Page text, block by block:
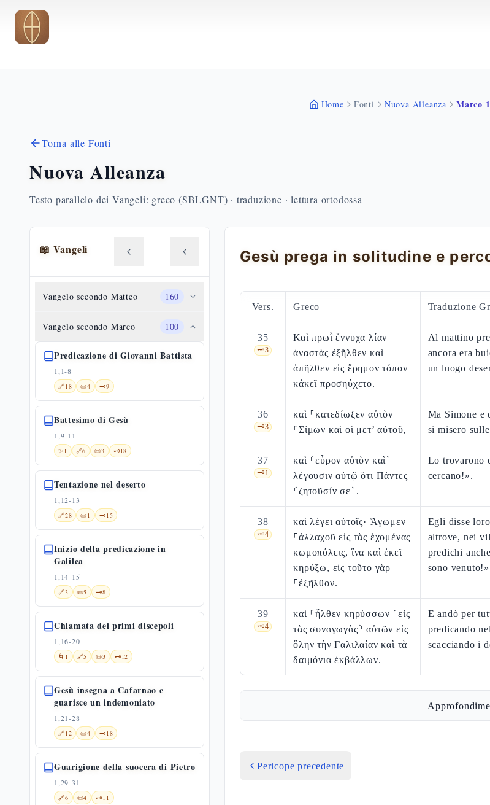
Vai al contenuto principale
Home Fonti Nuova Alleanza Marco
Torna alle Fonti
Nuova Alleanza
Testo parallelo dei Vangeli: greco (SBLGNT) · traduzione · lettura ortodossa
📖 Vangeli
Vangelo secondo Matteo 160
Vangelo secondo Marco 100
Predicazione di Giovanni Battista
1,1-8
🔗18 📜4 🗝️9
Battesimo di Gesù
1,9-11
✨1 🔗6 📜3 🗝️18
Tentazione nel deserto
1,12-13
🔗28 📜1 🗝️15
Inizio della predicazione in
Galilea
1,14-15
🔗3 📜5 🗝️8
Chiamata dei primi discepoli
1,16-20
🌀 1 🔗5 📜3 🗝️12
Gesù insegna a Cafarnao e
guarisce un indemoniato
1,21-28
🔗12 📜4 🗝️18
Guarigione della suocera di Pietro
1,29-31
🔗6 📜4 🗝️11
Gesù prega in solitudine e
Vers. Greco Traduzione
35
🗝️3
Καὶ πρωῒ ἔννυχα λίαν
ἀναστὰς ἐξῆλθεν καὶ
ἀπῆλθεν εἰς ἔρημον τόπον
κἀκεῖ προσηύχετο.
Al mattino
ancora era
un luogo
36
🗝️3
καὶ ⸀κατεδίωξεν αὐτὸν
⸀Σίμων καὶ οἱ μετ’ αὐτοῦ,
Ma Simone e
si misero
37
🗝️1
καὶ ⸂εὗρον αὐτὸν καὶ⸃
λέγουσιν αὐτῷ ὅτι Πάντες
⸂ζητοῦσίν σε⸃.
Lo trovarono
cercano!».
38
🗝️4
καὶ λέγει αὐτοῖς· Ἄγωμεν
⸀ἀλλαχοῦ εἰς τὰς ἐχομένας
κωμοπόλεις, ἵνα καὶ ἐκεῖ
κηρύξω, εἰς τοῦτο γὰρ
⸀ἐξῆλθον.
Egli disse
altrove, nei
predichi
sono
39
🗝️4
καὶ ⸀ἦλθεν κηρύσσων ⸂εἰς
τὰς συναγωγὰς⸃ αὐτῶν εἰς
ὅλην τὴν Γαλιλαίαν καὶ τὰ
δαιμόνια ἐκβάλλων.
E andò per
predicando
scacciando i
Pericope precedente